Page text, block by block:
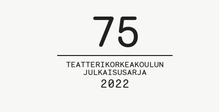
75
TEATTERIKORKEAKOULUN
JULKAISUSARJA
2022